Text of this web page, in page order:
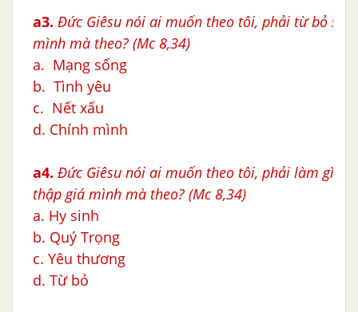
a3. Đức Giêsu nói ai muốn theo tôi, phải từ bỏ sự
mình mà theo? (Mc 8,34)
a. Mạng sống
b. Tình yêu
c. Nết xấu
d. Chính mình
a4. Đức Giêsu nói ai muốn theo tôi, phải làm gì
thập giá mình mà theo? (Mc 8,34)
a. Hy sinh
b. Quý Trọng
c. Yêu thương
d. Từ bỏ